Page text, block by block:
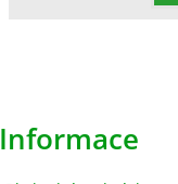
Informace